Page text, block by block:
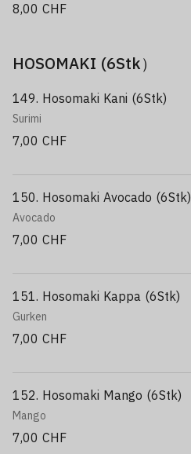
8,00 CHF
HOSOMAKI (6Stk）
149. Hosomaki Kani (6Stk)
Surimi
7,00 CHF
150. Hosomaki Avocado (6Stk)
Avocado
7,00 CHF
151. Hosomaki Kappa (6Stk)
Gurken
7,00 CHF
152. Hosomaki Mango (6Stk)
Mango
7,00 CHF